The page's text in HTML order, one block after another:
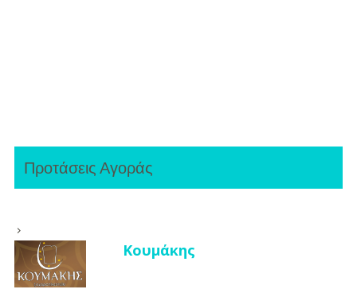
Προτάσεις Αγοράς
Κουμάκης